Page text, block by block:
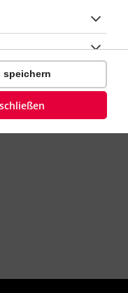
speichern